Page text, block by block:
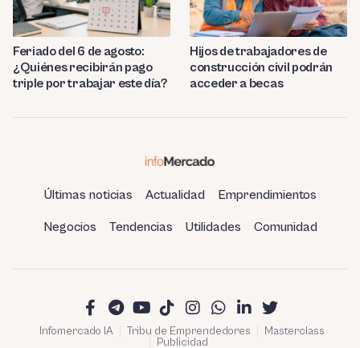
Feriado del 6 de agosto:
¿Quiénes recibirán pago
triple por trabajar este día?
Hijos de trabajadores de
construcción civil podrán
acceder a becas
Últimas noticias Actualidad Emprendimientos
Negocios Tendencias Utilidades Comunidad
Infomercado IA Tribu de Emprendedores
Masterclass
Publicidad